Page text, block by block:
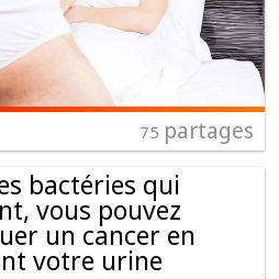
75 partages
bactéries qui
vous pouvez
un cancer en
votre urine